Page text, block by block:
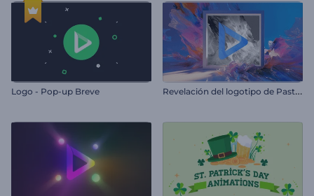
Logo - Pop-up Breve R
evelación del logotipo de Pastel Art